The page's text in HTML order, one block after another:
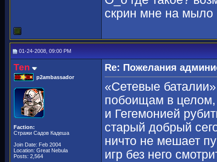
скрин мне на мыло
01-24-2008, 09:00 PM
Ten
p2ambassador
Faction:
Стражи Садов Кадеша
Join Date: Feb 2004
Location: Great Nebula
Posts: 2,564
Re: Пожелания
«Сетевые
побоищам в
и Гегемонией
старый добрый
ничто не мешает
игр без него